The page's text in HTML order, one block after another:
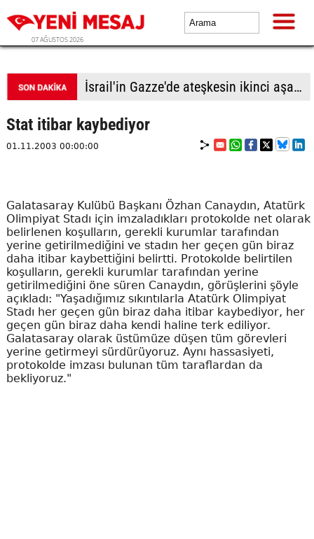
07 AĞUSTOS 2026
Türk lirası kıskaçta
Stat itibar kaybediyor
01.11.2003 00:00:00
Galatasaray Kulübü Başkanı Özhan Canaydın, Atatürk
Olimpiyat Stadı için imzaladıkları protokolde net olarak
belirlenen koşulların, gerekli kurumlar tarafından
yerine getirilmediğini ve stadın her geçen gün biraz
daha itibar kaybettiğini belirtti. Protokolde belirtilen
koşulların, gerekli kurumlar tarafından yerine
getirilmediğini öne süren Canaydın, görüşlerini şöyle
açıkladı: "Yaşadığımız sıkıntılarla Atatürk Olimpiyat
Stadı her geçen gün biraz daha itibar kaybediyor, her
geçen gün biraz daha kendi haline terk ediliyor.
Galatasaray olarak üstümüze düşen tüm görevleri
yerine getirmeyi sürdürüyoruz. Aynı hassasiyeti,
protokolde imzası bulunan tüm taraflardan da
bekliyoruz."